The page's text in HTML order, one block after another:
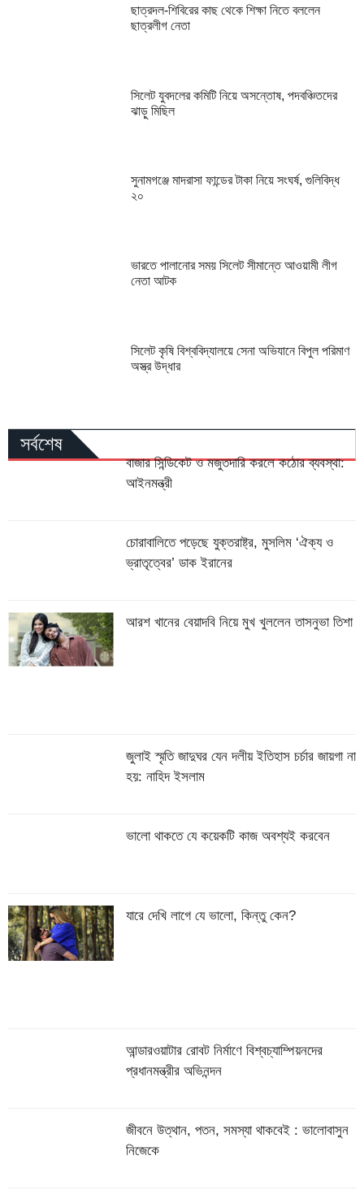
ছাত্রদল-শিবিরের কাছ থেকে শিক্ষা নিতে বললেন
ছাত্রলীগ নেতা
সিলেট যুবদলের কমিটি নিয়ে অসন্তোষ, পদবঞ্চিতদের
ঝাড়ু মিছিল
সুনামগঞ্জে মাদরাসা ফান্ডের টাকা নিয়ে সংঘর্ষ, গুলিবিদ্ধ
২০
ভারতে পালানোর সময় সিলেট সীমান্তে আওয়ামী লীগ
নেতা আটক
সিলেট কৃষি বিশ্ববিদ্যালয়ে সেনা অভিযানে বিপুল পরিমাণ
অস্ত্র উদ্ধার
সর্বশেষ
বাজার সিন্ডিকেট ও মজুতদারি করলে কঠোর ব্যবস্থা:
আইনমন্ত্রী
চোরাবালিতে পড়েছে যুক্তরাষ্ট্র, মুসলিম ‘ঐক্য ও
ভ্রাতৃত্বের’ ডাক ইরানের
আরশ খানের বেয়াদবি নিয়ে মুখ খুললেন তাসনুভা তিশা
জুলাই স্মৃতি জাদুঘর যেন দলীয় ইতিহাস চর্চার জায়গা না
হয়: নাহিদ ইসলাম
ভালো থাকতে যে কয়েকটি কাজ অবশ্যই করবেন
যারে দেখি লাগে যে ভালো, কিন্তু কেন?
আন্ডারওয়াটার রোবট নির্মাণে বিশ্বচ্যাম্পিয়নদের
প্রধানমন্ত্রীর অভিনন্দন
জীবনে উত্থান, পতন, সমস্যা থাকবেই : ভালোবাসুন
নিজেকে